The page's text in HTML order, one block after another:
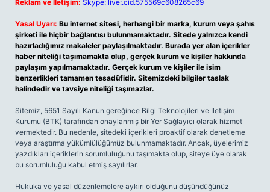
Reklam ve İletişim: Skype: live:.cid.575569c608265c69
Yasal Uyarı: Bu internet sitesi, herhangi bir marka, kurum veya şahıs
şirketi ile hiçbir bağlantısı bulunmamaktadır. Sitede yalnızca kendi
hazırladığımız makaleler paylaşılmaktadır. Burada yer alan içerikler
haber niteliği taşımamakta olup, gerçek kurum ve kişiler hakkında
paylaşım yapılmamaktadır. Gerçek kurum ve kişiler ile isim
benzerlikleri tamamen tesadüfidir. Sitemizdeki bilgiler taslak
halindedir ve tavsiye niteliği taşımazlar.
Sitemiz, 5651 Sayılı Kanun gereğince Bilgi Teknolojileri ve İletişim
Kurumu (BTK) tarafından onaylanmış bir Yer Sağlayıcı olarak hizmet
vermektedir. Bu nedenle, sitedeki içerikleri proaktif olarak denetleme
veya araştırma yükümlülüğümüz bulunmamaktadır. Ancak, üyelerimiz
yazdıkları içeriklerin sorumluluğunu taşımakta olup, siteye üye olarak
bu sorumluluğu kabul etmiş sayılırlar.
Hukuka ve yasal düzenlemelere aykırı olduğunu düşündüğünüz